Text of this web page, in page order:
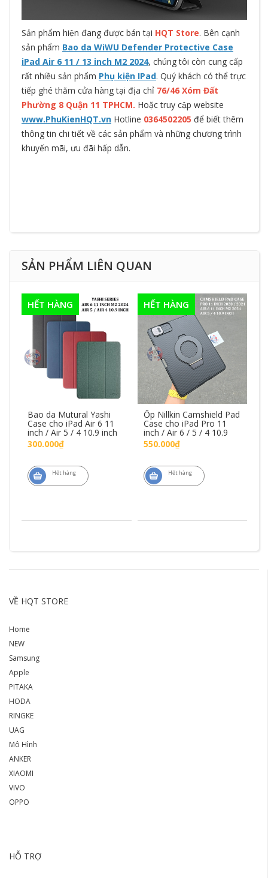
Sản phẩm hiện đang được bán tại HQT Store. Bên cạnh
sản phẩm Bao da WiWU Defender Protective Case
iPad Air 6 11 / 13 inch M2 2024, chúng tôi còn cung cấp
rất nhiều sản phẩm Phụ kiện IPad. Quý khách có thể trực
tiếp ghé thăm cửa hàng tại địa chỉ 76/46 Xóm Đất
Phường 8 Quận 11 TPHCM. Hoặc truy cập website
www.PhuKienHQT.vn Hotline 0364502205 để biết thêm
thông tin chi tiết về các sản phẩm và những chương trình
khuyến mãi, ưu đãi hấp dẫn.
SẢN PHẨM LIÊN QUAN
HẾT HÀNG
Bao da Mutural Yashi
Case cho iPad Air 6 11
inch / Air 5 / 4 10.9 inch
300.000₫
Hết hàng
HẾT HÀNG
Ốp Nillkin Camshield Pad
Case cho iPad Pro 11
inch / Air 6 / 5 / 4 10.9
550.000₫
Hết hàng
VỀ HQT STORE
Home
NEW
Samsung
Apple
PITAKA
HODA
RINGKE
UAG
Mô Hình
ANKER
XIAOMI
VIVO
OPPO
HỖ TRỢ